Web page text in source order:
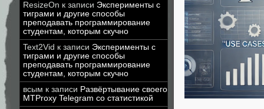
ResizeOn к записи Эксперименты с
тиграми и другие способы
преподавать программирование
студентам, которым скучно
Text2Vid к записи Эксперименты с
тиграми и другие способы
преподавать программирование
студентам, которым скучно
всым к записи Развёртывание своего
MTProxy Telegram со статистикой